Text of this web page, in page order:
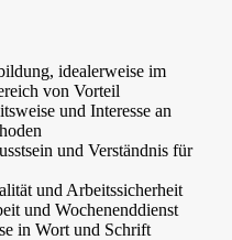
idealerweise im
von Vorteil
und Interesse an
und Verständnis für
und Arbeitssicherheit
und Wochenenddienst
in Wort und Schrift